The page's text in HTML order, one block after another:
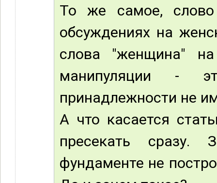
То же самое,
обсуждениях на
слова "женщина" на
манипуляции -
принадлежности не
А что касается
пресекать сразу.
фундаменте не